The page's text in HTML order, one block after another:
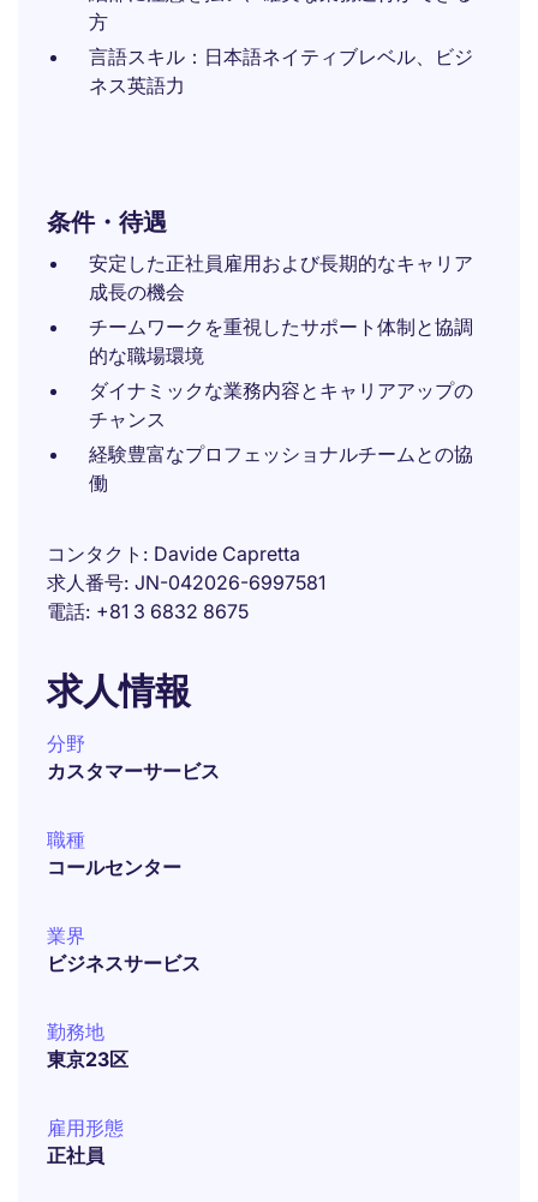
方
言語スキル：日本語ネイティブレベル、ビジ
ネス英語力
条件・待遇
安定した正社員雇用および長期的なキャリア
成長の機会
チームワークを重視したサポート体制と協調
的な職場環境
ダイナミックな業務内容とキャリアアップの
チャンス
経験豊富なプロフェッショナルチームとの協
働
コンタクト
Davide Capretta
求人番号 JN-042026-6997581
電話 +81 3 6832 8675
求人情報
分野
カスタマーサービス
職種
コールセンター
業界
ビジネスサービス
勤務地
東京23区
雇用形態
正社員